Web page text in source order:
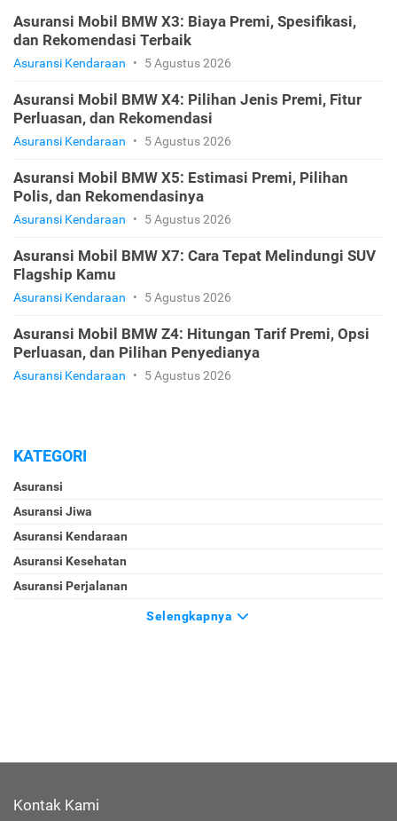
Asuransi Mobil BMW X3: Biaya Premi, Spesifikasi,
dan Rekomendasi Terbaik
Asuransi Kendaraan • 5 Agustus 2026
Asuransi Mobil BMW X4: Pilihan Jenis Premi, Fitur
Perluasan, dan Rekomendasi
Asuransi Kendaraan • 5 Agustus 2026
Asuransi Mobil BMW X5: Estimasi Premi, Pilihan
Polis, dan Rekomendasinya
Asuransi Kendaraan • 5 Agustus 2026
Asuransi Mobil BMW X7: Cara Tepat Melindungi SUV
Flagship Kamu
Asuransi Kendaraan • 5 Agustus 2026
Asuransi Mobil BMW Z4: Hitungan Tarif Premi, Opsi
Perluasan, dan Pilihan Penyedianya
Asuransi Kendaraan • 5 Agustus 2026
KATEGORI
Asuransi
Asuransi Jiwa
Asuransi Kendaraan
Asuransi Kesehatan
Asuransi Perjalanan
Selengkapnya
Kontak Kami